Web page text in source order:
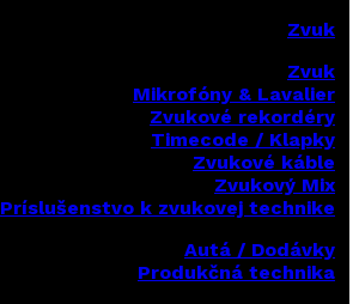
Zvuk
Zvuk
Mikrofóny & Lavalier
Zvukové rekordéry
Timecode / Klapky
Zvukové káble
Zvukový Mix
Príslušenstvo k zvukovej technike
Autá / Dodávky
Produkčná technika